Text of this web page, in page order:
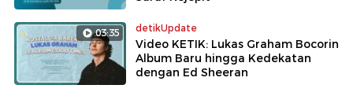
03:35 detikUpdate
Video KETIK: Lukas Graham Bocorin
Album Baru hingga Kedekatan
dengan Ed Sheeran